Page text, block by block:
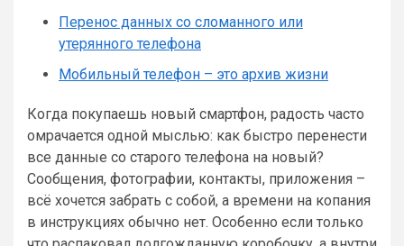
Перенос данных со сломанного или
утерянного телефона
Мобильный телефон – это архив жизни
Когда покупаешь новый смартфон, радость часто
омрачается одной мыслью: как быстро перенести
все данные со старого телефона на новый?
Сообщения, фотографии, контакты, приложения –
всё хочется забрать с собой, а времени на копания
в инструкциях обычно нет. Особенно если только